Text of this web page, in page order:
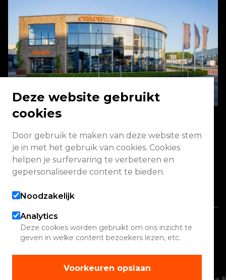
Energieweg 2 3771 NA Barneveld
Vandaag gesloten
Copyright 2026 Quadwinkel
Cookie instellingen
Contact
Deze website gebruikt
cookies
Door gebruik te maken van deze website stem
je in met het gebruik van cookies. Cookies
helpen je surfervaring te verbeteren en
gepersonaliseerde content te bieden.
Noodzakelijk
Analytics
Deze cookies worden gebruikt om ons inzicht te
geven in welke content bezoekers lezen, etc.
Voorkeuren opslaan